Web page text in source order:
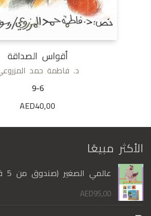
أقواس الصداقة
د. فاطمة حمد المزروعي
9-6
AED40,00
الأكثر مبيعًا
عالمي الصغير (صندوق من 5 قصص) - عربي
AED95,00